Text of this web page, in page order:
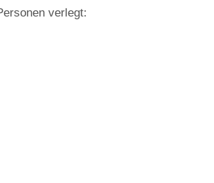
verlegt: